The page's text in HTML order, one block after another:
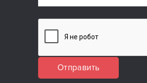
Отправить